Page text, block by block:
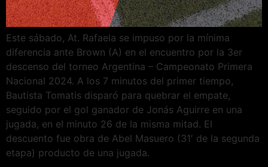
Este sábado, At. Rafaela se impuso por la mínima
diferencia ante Brown (A) en el encuentro por la 3er
descenso del torneo Argentina – Campeonato Primera
Nacional 2024. A los 7 minutos del primer tiempo,
Bautista Tomatis disparó para quebrar el empate,
seguido por el gol ganador de Jonás Aguirre en una
jugada, en el minuto 26 de la misma mitad. El
descuento fue obra de Abel Masuero (31′ de la segunda
etapa) producto de una jugada.